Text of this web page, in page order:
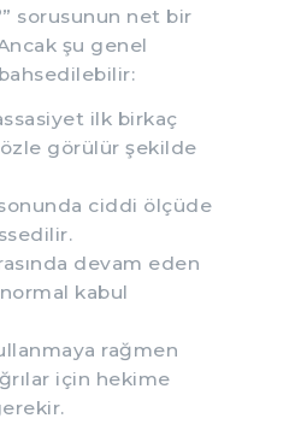
” sorusunun net bir
şu genel
ilk birkaç
görülür şekilde
ciddi ölçüde
devam eden
kabul
rağmen
için hekime